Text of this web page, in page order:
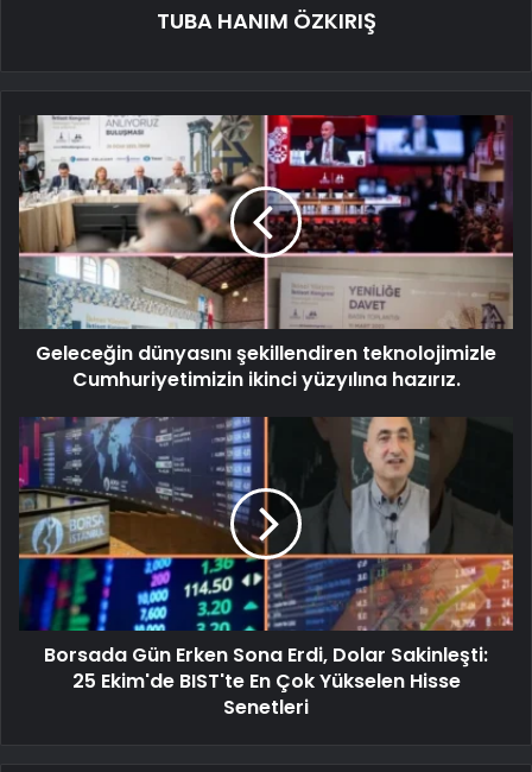
TUBA HANIM ÖZKIRIŞ
Geleceğin dünyasını şekillendiren teknolojimizle
Cumhuriyetimizin ikinci yüzyılına hazırız.
Borsada Gün Erken Sona Erdi, Dolar Sakinleşti:
25 Ekim'de BIST'te En Çok Yükselen Hisse
Senetleri